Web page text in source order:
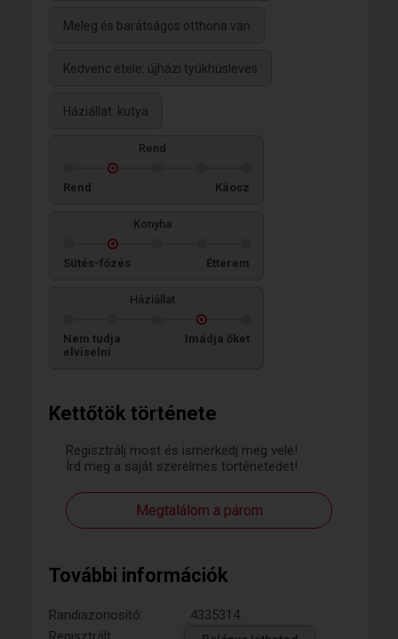
Kettőtök története
Regisztrálj most és ismerkedj meg vele!
Írd meg a saját szerelmes történetedet!
Megtalálom a párom
További információk
Randiazonosító:
4335314
Meleg és barátságos otthona van
Kedvenc étele: újházi tyúkhúsleves
Háziállat: kutya
Rend
Rend Káosz
Konyha
Sütés-főzés Étterem
Háziállat
Nem tudja
elviselni
Imádja őket